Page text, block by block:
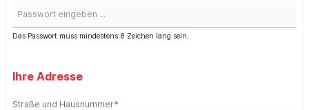
Das Passwort muss mindestens 8 Zeichen lang sein.
Ihre Adresse
Straße und Hausnummer*